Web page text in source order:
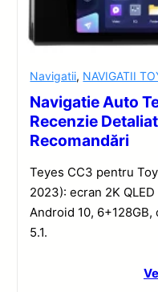
Navigatii, NAVIGATII
Navigatie Auto
Recenzie
Recomandări
Teyes CC3 pentru
2023): ecran 2K
Android 10,
5.1.